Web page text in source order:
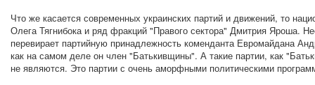
Что же касается современных украинских партий и движений, то
Олега Тягнибока и ряд фракций "Правого сектора" Дмитрия Яроша.
перевирает партийную принадлежность коменданта Евромайдана
как на самом деле он член "Батькивщины". А такие партии, как
не являются. Это партии с очень аморфными политическими